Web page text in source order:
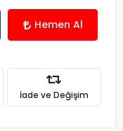
Hemen Al
İade ve Değişim